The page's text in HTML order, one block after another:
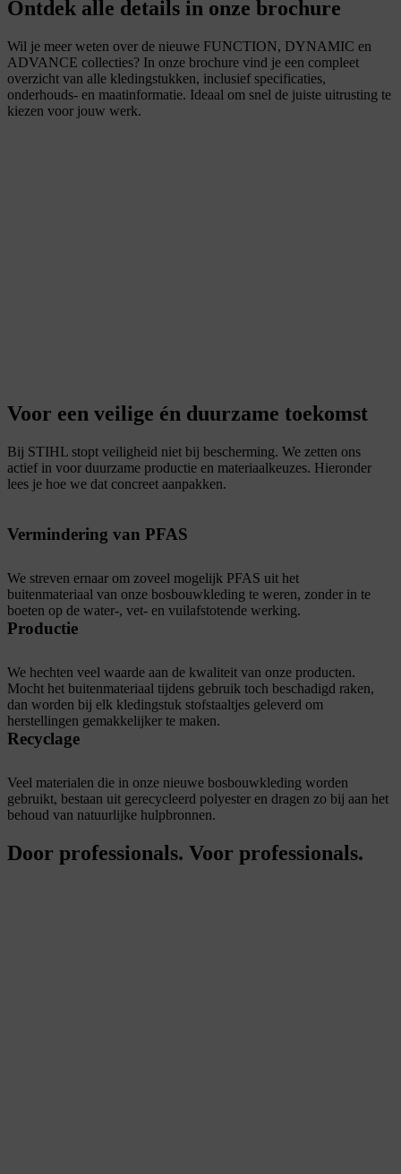
Ontdek alle details in onze brochure
Wil je meer weten over de nieuwe FUNCTION, DYNAMIC en
ADVANCE collecties? In onze brochure vind je een compleet
overzicht van alle kledingstukken, inclusief specificaties,
onderhouds- en maatinformatie. Ideaal om snel de juiste uitrusting te
kiezen voor jouw werk.
Voor een veilige én duurzame toekomst
Bij STIHL stopt veiligheid niet bij bescherming. We zetten ons
actief in voor duurzame productie en materiaalkeuzes. Hieronder
lees je hoe we dat concreet aanpakken.
Vermindering van PFAS
We streven ernaar om zoveel mogelijk PFAS uit het
buitenmateriaal van onze bosbouwkleding te weren, zonder in te
boeten op de water-, vet- en vuilafstotende werking.
Productie
We hechten veel waarde aan de kwaliteit van onze producten.
Mocht het buitenmateriaal tijdens gebruik toch beschadigd raken,
dan worden bij elk kledingstuk stofstaaltjes geleverd om
herstellingen gemakkelijker te maken.
Recyclage
Veel materialen die in onze nieuwe bosbouwkleding worden
gebruikt, bestaan uit gerecycleerd polyester en dragen zo bij aan het
behoud van natuurlijke hulpbronnen.
Door professionals. Voor professionals.